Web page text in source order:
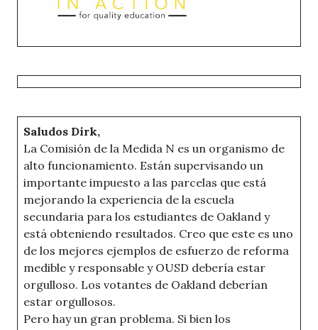
Saludos Dirk,
La Comisión de la Medida N es un organismo de
alto funcionamiento. Están supervisando un
importante impuesto a las parcelas que está
mejorando la experiencia de la escuela
secundaria para los estudiantes de Oakland y
está obteniendo resultados. Creo que este es uno
de los mejores ejemplos de esfuerzo de reforma
medible y responsable y OUSD debería estar
orgulloso. Los votantes de Oakland deberían
estar orgullosos.
Pero hay un gran problema. Si bien los